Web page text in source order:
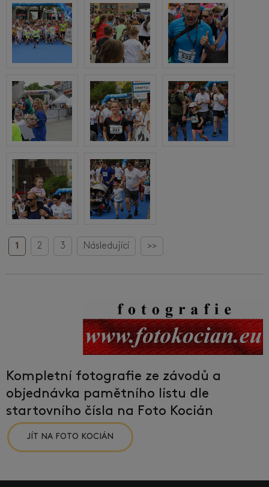
1 2 3 Následující >>
Kompletní fotografie ze závodů a
objednávka pamětního listu dle
startovního čísla na Foto Kocián
JÍT NA FOTO KOCIÁN